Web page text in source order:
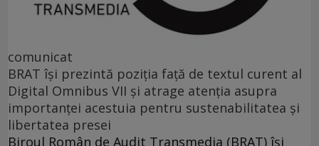
comunicat
BRAT își prezintă poziția față de textul curent al
Digital Omnibus VII și atrage atenția asupra
importanței acestuia pentru sustenabilitatea și
libertatea presei
Biroul Român de Audit Transmedia (BRAT) își